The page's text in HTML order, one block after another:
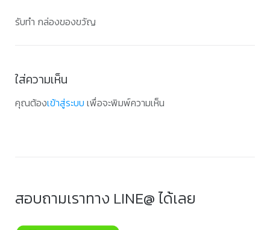
รับทำ กล่องของขวัญ
ใส่ความเห็น
คุณต้องเข้าสู่ระบบ เพื่อจะพิมพ์ความเห็น
สอบถามเราทาง LINE@ ได้เลย